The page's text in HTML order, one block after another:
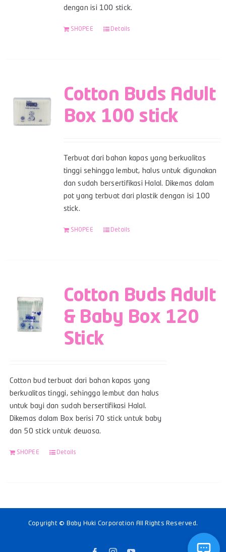
dengan isi 100 stick.
SHOPEE Details
Cotton Buds Adult
Box 100 stick
Terbuat dari bahan kapas yang berkualitas
tinggi sehingga lembut, halus untuk digunakan
dan sudah bersertifikasi Halal. Dikemas dalam
pot yang terbuat dari plastik dengan isi 100
stick.
SHOPEE Details
Cotton Buds Adult
& Baby Box 120
Stick
Cotton bud terbuat dari bahan kapas yang
berkualitas tinggi, sehingga lembut dan halus
untuk bayi dan sudah bersertifikasi Halal.
Dikemas dalam Box berisi 70 stick untuk baby
dan 50 stick untuk dewasa.
SHOPEE Details
Copyright © Baby Huki Corporation All Rights Reserved.